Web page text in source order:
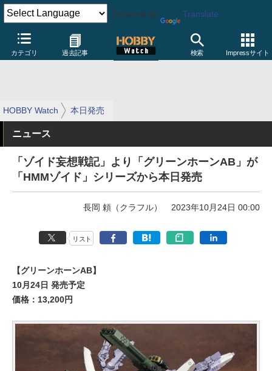
Powered by Translate
カテゴリ 過去記事 検索 Impressサイト
HOBBY Watch 本日発売
ニュース
「ゾイド妄想戦記」より「グリーンホーンAB」が
「HMMゾイド」シリーズから本日発売
長岡 頼（クラフル） 2023年10月24日 00:00
リスト
【グリーンホーンAB】
10月24日 発売予定
価格：13,200円